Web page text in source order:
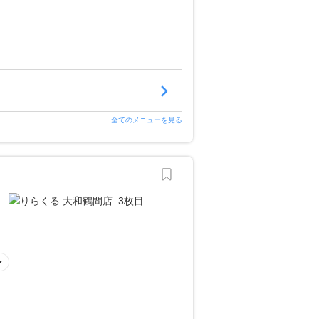
全てのメニューを見る